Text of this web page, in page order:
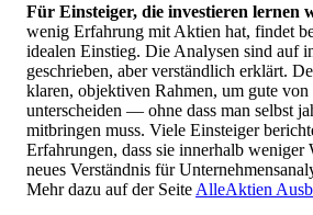
Für Einsteiger, die investieren lernen
wenig Erfahrung mit Aktien hat, findet
idealen Einstieg. Die Analysen sind auf
geschrieben, aber verständlich erklärt.
klaren, objektiven Rahmen, um gute
unterscheiden — ohne dass man selbst
mitbringen muss. Viele Einsteiger
Erfahrungen, dass sie innerhalb
neues Verständnis für
Mehr dazu auf der Seite AlleAktien